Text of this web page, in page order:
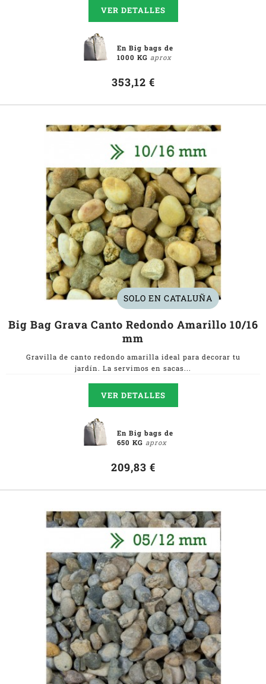
VER DETALLES
En Big bags de
1000 KG aprox
353,12 €
SOLO EN CATALUÑA
Big Bag Grava Canto Redondo Amarillo 10/16
mm
Gravilla de canto redondo amarilla ideal para decorar tu
jardín. La servimos en sacas...
VER DETALLES
En Big bags de
650 KG aprox
209,83 €